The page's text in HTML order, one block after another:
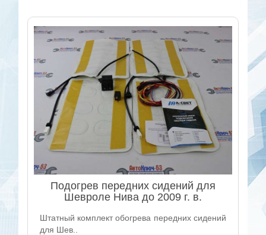
Подогрев передних сидений для
Шевроле Нива до 2009 г. в.
Штатный комплект обогрева передних сидений
для Шев..